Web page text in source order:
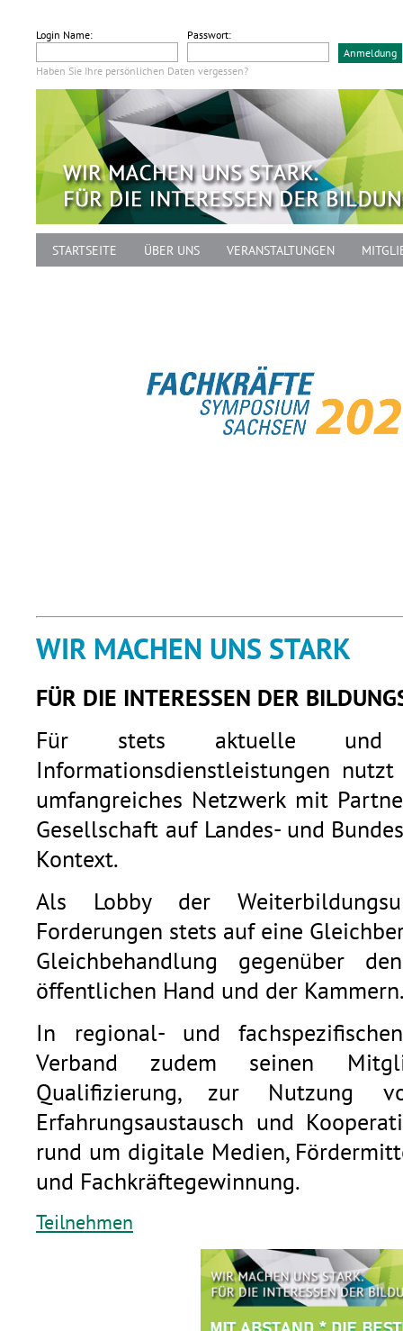
Login Name: Passwort:
Haben Sie Ihre persönlichen Daten vergessen?
STARTSEITE ÜBER UNS VERANSTALTUNGEN
WIR MACHEN UNS STARK
FÜR DIE INTERESSEN DER
Für stets aktuelle und
Informationsdienstleistungen
umfangreiches Netzwerk mit
Gesellschaft auf Landes- und
Kontext.
Als Lobby der
Forderungen stets auf eine
Gleichbehandlung gegenüber
öffentlichen Hand und der
In regional- und
Verband zudem seinen
Qualifizierung, zur Nutzung
Erfahrungsaustausch und
rund um digitale Medien,
und Fachkräftegewinnung.
Teilnehmen